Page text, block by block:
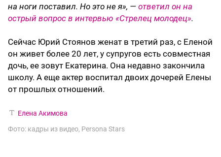
на ноги поставил. Но это не я», — ответил он на
острый вопрос в интервью «Стрелец молодец».
Сейчас Юрий Стоянов женат в третий раз, с Еленой
он живет более 20 лет, у супругов есть совместная
дочь, ее зовут Екатерина. Она недавно закончила
школу. А еще актер воспитал двоих дочерей Елены
от прошлых отношений.
Елена Акимова
Фото: кадры из видео, Persona Stars